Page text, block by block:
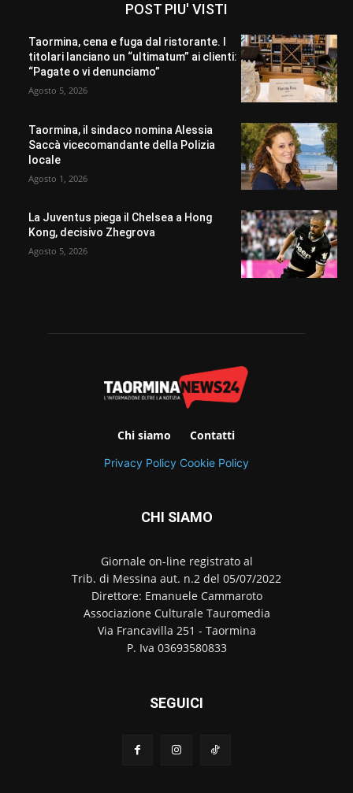
POST PIU' VISTI
Taormina, cena e fuga dal ristorante. I
titolari lanciano un “ultimatum” ai clienti:
“Pagate o vi denunciamo”
Agosto 5, 2026
Taormina, il sindaco nomina Alessia
Saccà vicecomandante della Polizia
locale
Agosto 1, 2026
La Juventus piega il Chelsea a Hong
Kong, decisivo Zhegrova
Agosto 5, 2026
Chi siamo Contatti
Privacy Policy Cookie Policy
CHI SIAMO
Giornale on-line registrato al
Trib. di Messina aut. n.2 del 05/07/2022
Direttore: Emanuele Cammaroto
Associazione Culturale Tauromedia
Via Francavilla 251 - Taormina
P. Iva 03693580833
SEGUICI